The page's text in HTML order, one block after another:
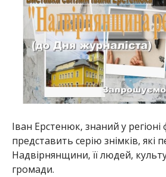
Іван Ерстенюк, знаний у регіоні
представить серію знімків, які
Надвірнянщини, її людей,
громади.